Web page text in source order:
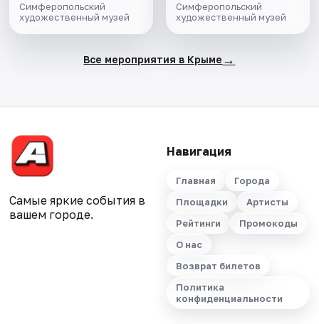
Симферопольский
художественный музей
Симферопольский
художественный музей
Все мероприятия в Крыме →
Самые яркие события в
вашем городе.
Навигация
Главная
Города
Площадки
Артисты
Рейтинги
Промокоды
О нас
Возврат билетов
Политика
конфиденциальности